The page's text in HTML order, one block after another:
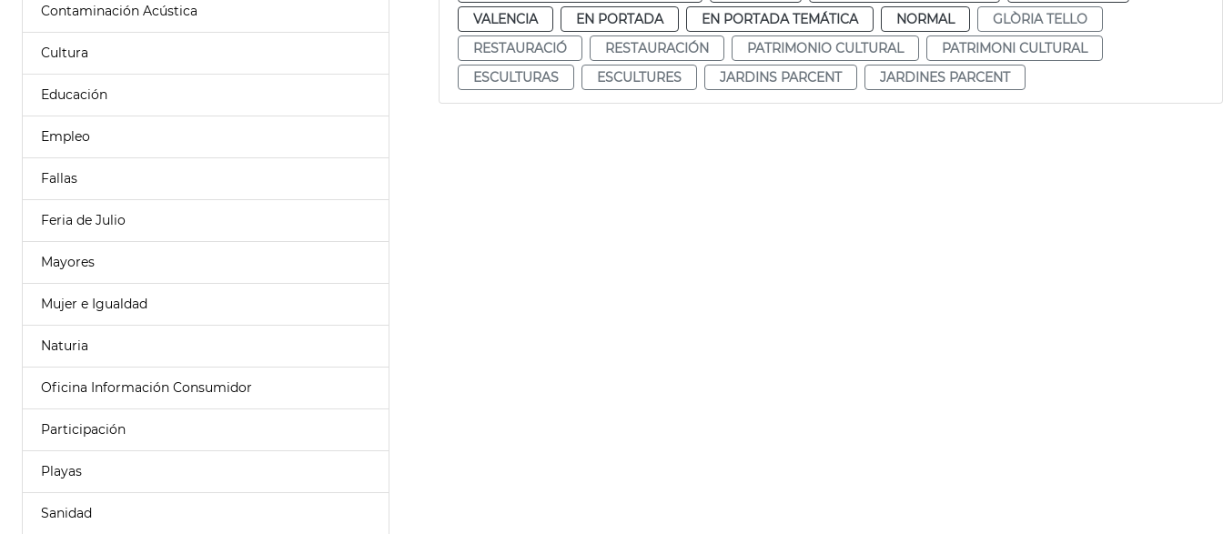
Contaminación Acústica
Cultura
Educación
Empleo
Fallas
Feria de Julio
Mayores
Mujer e Igualdad
Naturia
Oficina Información Consumidor
Participación
Playas
Sanidad
VALENCIA
EN PORTADA EN PORTADA TEMÁTICA NORMAL
GLÒRIA TELLO
RESTAURACIÓ
RESTAURACIÓN PATRIMONIO CULTURAL
PATRIMONI CULTURAL
ESCULTURAS
ESCULTURES JARDINS PARCENT JARDINES PARCENT